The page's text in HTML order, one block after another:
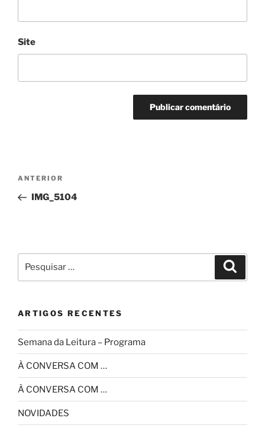
Site
Navegação
artigos
Conteúdo
anterior
ANTERIOR
IMG_5104
por:
ARTIGOS RECENTES
Semana da Leitura – Programa
À CONVERSA COM …
À CONVERSA COM …
NOVIDADES